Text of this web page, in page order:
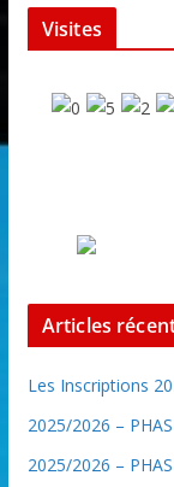
Visites
Articles
Les Inscriptions
2025/2026 –
2025/2026 –